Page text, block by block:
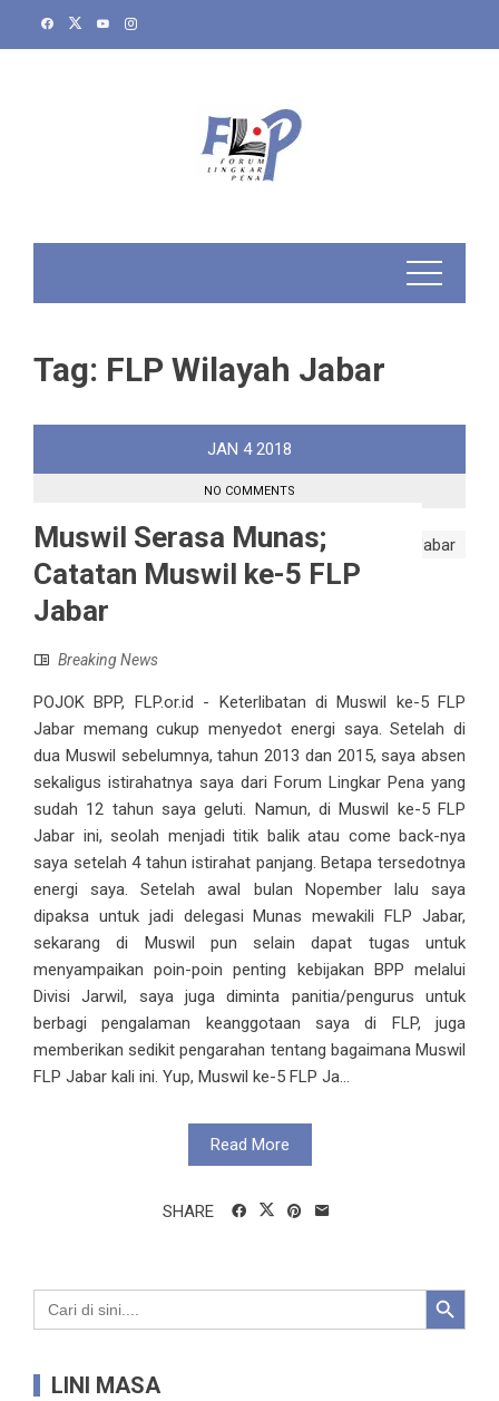
Tag: FLP Wilayah Jabar
JAN 4 2018
NO COMMENTS
Muswil Serasa Munas;
Catatan Muswil ke-5 FLP
Jabar
Breaking News
POJOK BPP, FLP.or.id - Keterlibatan di Muswil ke-5 FLP
Jabar memang cukup menyedot energi saya. Setelah di
dua Muswil sebelumnya, tahun 2013 dan 2015, saya absen
sekaligus istirahatnya saya dari Forum Lingkar Pena yang
sudah 12 tahun saya geluti. Namun, di Muswil ke-5 FLP
Jabar ini, seolah menjadi titik balik atau come back-nya
saya setelah 4 tahun istirahat panjang. Betapa tersedotnya
energi saya. Setelah awal bulan Nopember lalu saya
dipaksa untuk jadi delegasi Munas mewakili FLP Jabar,
sekarang di Muswil pun selain dapat tugas untuk
menyampaikan poin-poin penting kebijakan BPP melalui
Divisi Jarwil, saya juga diminta panitia/pengurus untuk
berbagi pengalaman keanggotaan saya di FLP, juga
memberikan sedikit pengarahan tentang bagaimana Muswil
FLP Jabar kali ini. Yup, Muswil ke-5 FLP Ja...
Read More
SHARE
Search
for:
Search Button
LINI MASA